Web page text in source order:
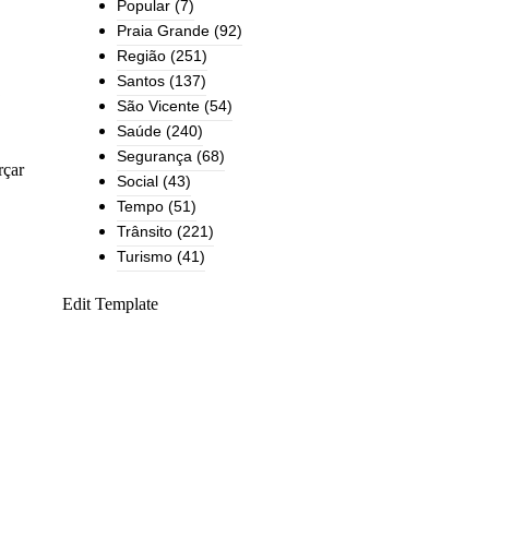
Popular (7)
Praia Grande (92)
Região (251)
Santos (137)
São Vicente (54)
Saúde (240)
Segurança (68)
Social (43)
Tempo (51)
Trânsito (221)
Turismo (41)
Edit Template